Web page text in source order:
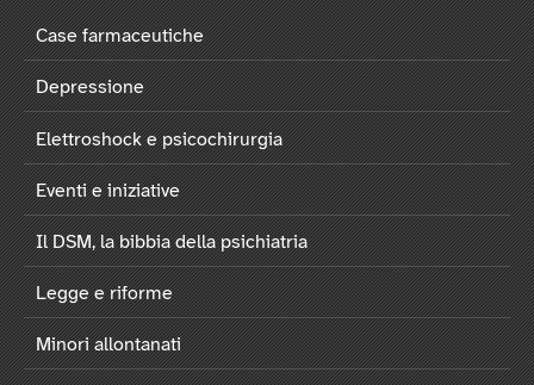
Case farmaceutiche
Depressione
Elettroshock e psicochirurgia
Eventi e iniziative
Il DSM, la bibbia della psichiatria
Legge e riforme
Minori allontanati